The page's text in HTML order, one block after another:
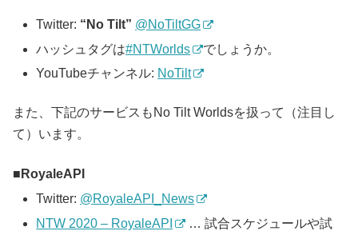
Twitter: “No Tilt” @NoTiltGG
ハッシュタグは#NTWorlds
でしょうか。
YouTubeチャンネル: NoTilt
また、下記のサービスもNo Tilt Worldsを扱って（注目し
て）います。
RoyaleAPI
Twitter: @RoyaleAPI_News
NTW 2020 – RoyaleAPI
… 試合スケジュールや試